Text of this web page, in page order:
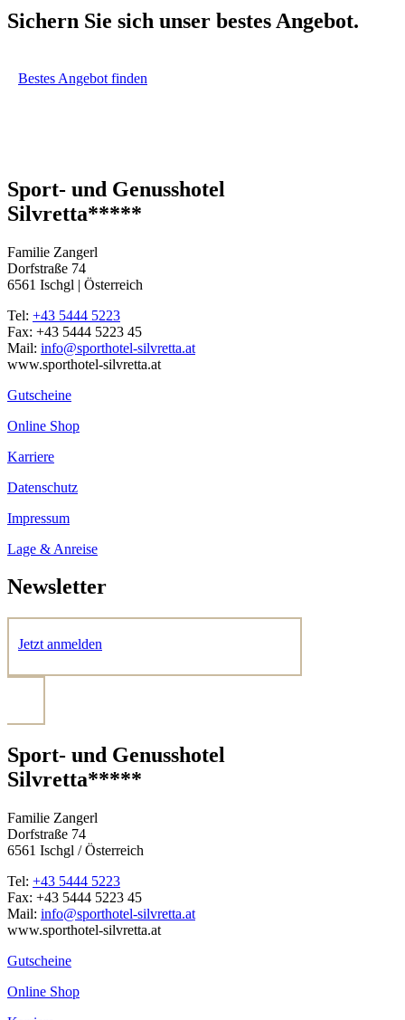
Sichern Sie sich unser bestes Angebot.
Bestes Angebot finden
Sport- und Genusshotel
Silvretta*****
Familie Zangerl
Dorfstraße 74
6561 Ischgl | Österreich
Tel: +43 5444 5223
Fax: +43 5444 5223 45
Mail: info@sporthotel-silvretta.at
www.sporthotel-silvretta.at
Gutscheine
Online Shop
Karriere
Datenschutz
Impressum
Lage & Anreise
Newsletter
Jetzt anmelden
Sport- und Genusshotel
Silvretta*****
Familie Zangerl
Dorfstraße 74
6561 Ischgl / Österreich
Tel: +43 5444 5223
Fax: +43 5444 5223 45
Mail: info@sporthotel-silvretta.at
www.sporthotel-silvretta.at
Gutscheine
Online Shop